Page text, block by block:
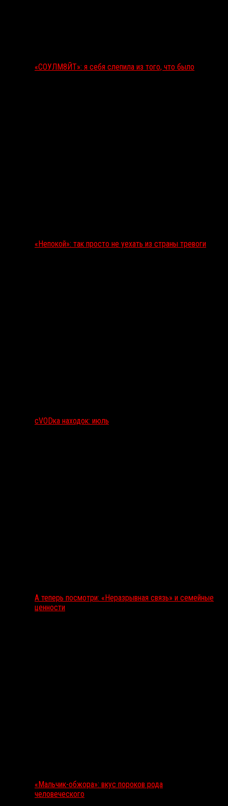
«СОУЛМ8ЙТ»: я себя слепила из того, что было
«Непокой»: так просто не уехать из страны тревоги
сVODка находок: июль
А теперь посмотри: «Неразрывная связь» и семейные
ценности
«Мальчик-обжора»: вкус пороков рода
человеческого